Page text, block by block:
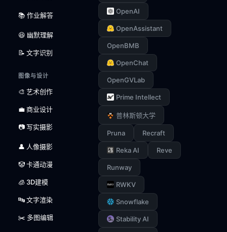
📚 作业解答
😆 幽默理解
📝 文字识别
图像与设计
🎨 艺术创作
💼 商业设计
📷 写实摄影
👤 人像摄影
🤡 卡通动漫
🧊 3D建模
🔤 文字渲染
✂️ 多图编辑
OpenAI
OpenAssistant
OpenBMB
OpenChat
OpenGVLab
Prime Intellect
普林斯顿大学
Pruna Recraft
Reka AI Reve
Runway
RWKV
Snowflake
Stability AI